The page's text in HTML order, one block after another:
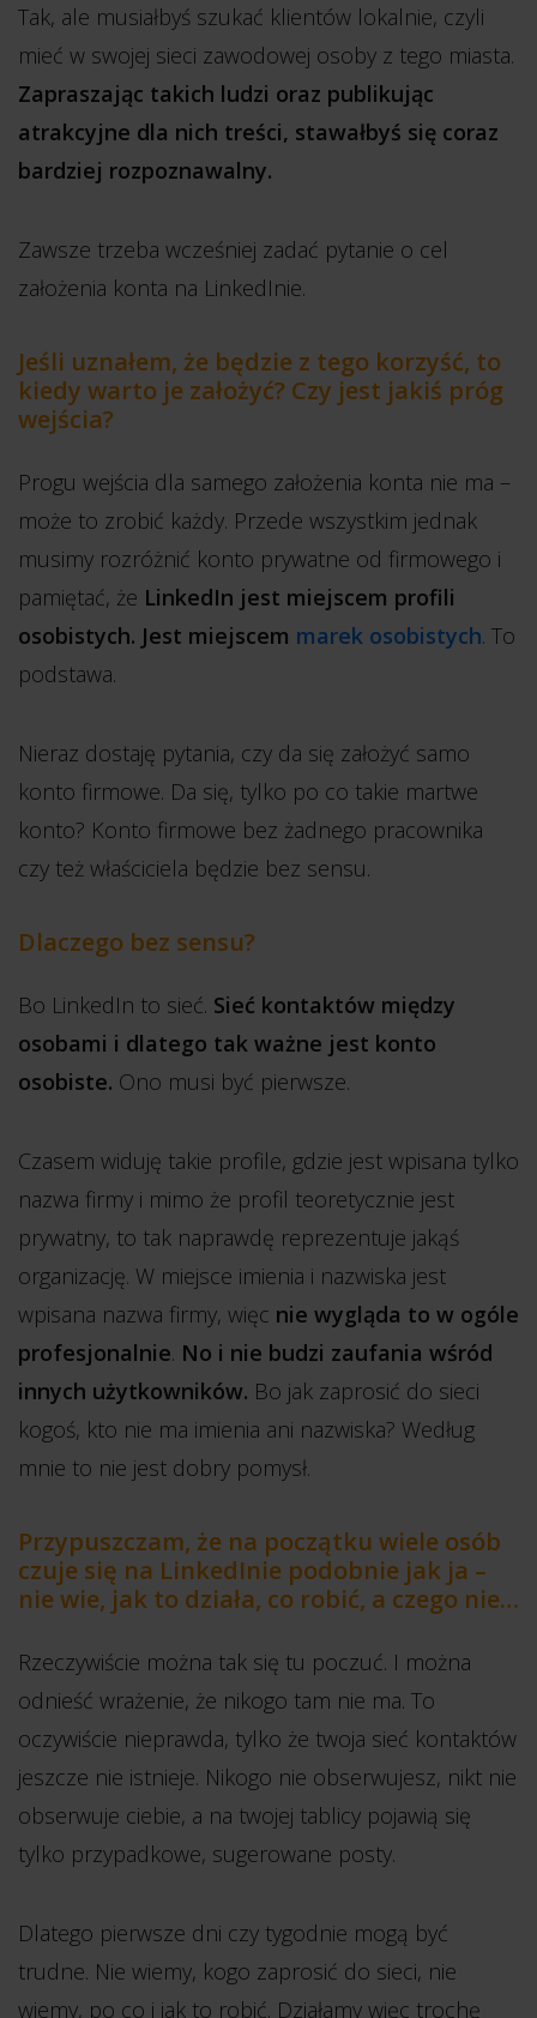
Tak, ale musiałbyś szukać klientów lokalnie, czyli
mieć w swojej sieci zawodowej osoby z tego miasta.
Zapraszając takich ludzi oraz publikując
atrakcyjne dla nich treści, stawałbyś się coraz
bardziej rozpoznawalny.
Zawsze trzeba wcześniej zadać pytanie o cel
założenia konta na LinkedInie.
Jeśli uznałem, że będzie z tego korzyść, to
kiedy warto je założyć? Czy jest jakiś próg
wejścia?
Progu wejścia dla samego założenia konta nie ma –
może to zrobić każdy. Przede wszystkim jednak
musimy rozróżnić konto prywatne od firmowego i
pamiętać, że LinkedIn jest miejscem profili
osobistych. Jest miejscem marek osobistych. To
podstawa.
Nieraz dostaję pytania, czy da się założyć samo
konto firmowe. Da się, tylko po co takie martwe
konto? Konto firmowe bez żadnego pracownika
czy też właściciela będzie bez sensu.
Dlaczego bez sensu?
Bo LinkedIn to sieć. Sieć kontaktów między
osobami i dlatego tak ważne jest konto
osobiste. Ono musi być pierwsze.
Czasem widuję takie profile, gdzie jest wpisana tylko
nazwa firmy i mimo że profil teoretycznie jest
prywatny, to tak naprawdę reprezentuje jakąś
organizację. W miejsce imienia i nazwiska jest
wpisana nazwa firmy, więc nie wygląda to w ogóle
profesjonalnie. No i nie budzi zaufania wśród
innych użytkowników. Bo jak zaprosić do sieci
kogoś, kto nie ma imienia ani nazwiska? Według
mnie to nie jest dobry pomysł.
Przypuszczam, że na początku wiele osób
czuje się na LinkedInie podobnie jak ja –
nie wie, jak to działa, co robić, a czego nie…
Rzeczywiście można tak się tu poczuć. I można
odnieść wrażenie, że nikogo tam nie ma. To
oczywiście nieprawda, tylko że twoja sieć kontaktów
jeszcze nie istnieje. Nikogo nie obserwujesz, nikt nie
obserwuje ciebie, a na twojej tablicy pojawią się
tylko przypadkowe, sugerowane posty.
Dlatego pierwsze dni czy tygodnie mogą być
trudne. Nie wiemy, kogo zaprosić do sieci, nie
wiemy, po co i jak to robić. Działamy więc trochę